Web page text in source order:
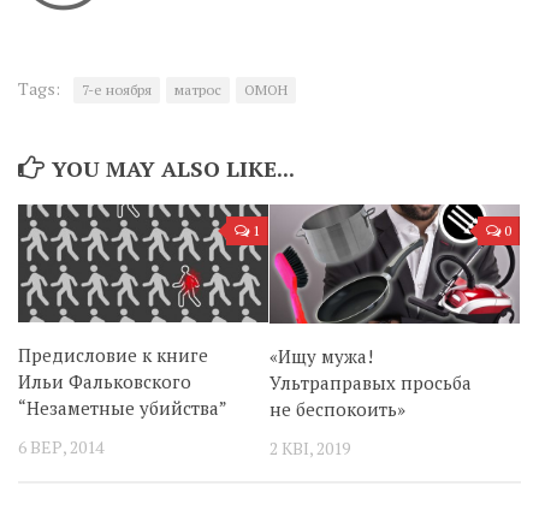
Tags: 7-е ноября матрос ОМОН
YOU MAY ALSO LIKE...
1
Предисловие к книге
Ильи Фальковского
“Незаметные убийства”
6 ВЕР, 2014
0
«Ищу мужа!
Ультраправых просьба
не беспокоить»
2 КВІ, 2019